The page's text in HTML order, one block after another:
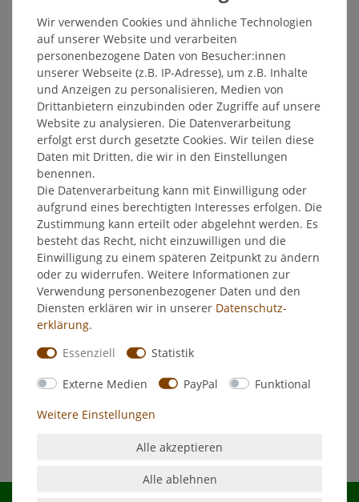
14,65 EUR
Inhalt250Milliliter
Grundpreis58,60 € / Liter
Sofort versandfertig, Lieferzeit 48h
In den Warenkorb
Wunschliste
* inkl. ges. MwSt. zzgl.Versandkosten
Beschreibung
Weitere Details
Attenhausen
Wir verwenden Cookies und ähnliche Technologien
auf unserer Website und verarbeiten
personenbezogene Daten von Besucher:innen
unserer Webseite (z.B. IP-Adresse), um z.B. Inhalte
und Anzeigen zu personalisieren, Medien von
Drittanbietern einzubinden oder Zugriffe auf unsere
Website zu analysieren. Die Datenverarbeitung
erfolgt erst durch gesetzte Cookies. Wir teilen diese
Daten mit Dritten, die wir in den Einstellungen
benennen.
Die Datenverarbeitung kann mit Einwilligung oder
aufgrund eines berechtigten Interesses erfolgen. Die
Zustimmung kann erteilt oder abgelehnt werden. Es
besteht das Recht, nicht einzuwilligen und die
Einwilligung zu einem späteren Zeitpunkt zu ändern
oder zu widerrufen. Weitere Informationen zur
Verwendung personenbezogener Daten und den
Diensten erklären wir in unserer Daten­schutz­
erklärung.
Essenziell
Statistik
Externe Medien PayPal Funktional
Weitere Einstellungen
Alle akzeptieren
Alle ablehnen